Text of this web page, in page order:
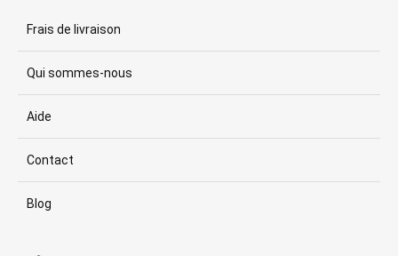
Frais de livraison
Qui sommes-nous
Aide
Contact
Blog